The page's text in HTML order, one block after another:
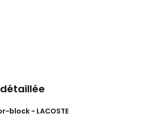
block - LACOSTE